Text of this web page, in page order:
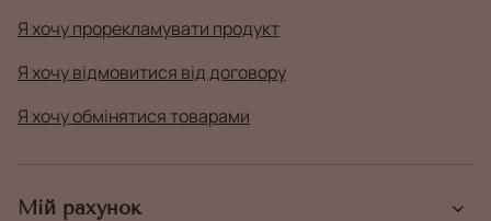
Я хочу прорекламувати продукт
Я хочу відмовитися від договору
Я хочу обмінятися товарами
Мій рахунок